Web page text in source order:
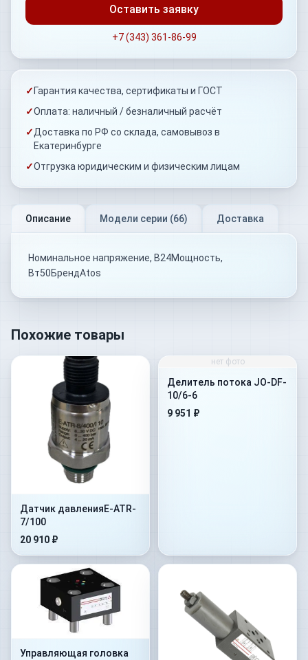
Оставить заявку
+7 (343) 361-86-99
✓ Гарантия качества, сертификаты и ГОСТ
✓Оплата: наличный / безналичный расчёт
✓Доставка по РФ со склада, самовывоз в
Екатеринбурге
✓Отгрузка юридическим и физическим лицам
Описание Модели серии (66) Доставка
Номинальное напряжение, В24Mощность,
Вт50БрендAtos
Похожие товары
Датчик давленияE-ATR-
7/100
20 910 ₽
нет фото
Делитель потока JO-DF-
10/6-6
9 951 ₽
Управляющая головка